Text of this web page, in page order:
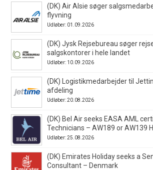
(DK) Air Alsie søger
flyvning
Udløber: 01.09.2026
(DK) Jysk Rejsebureau søger
salgskontorer i hele landet
Udløber: 10.09.2026
(DK) Logistikmedarbejder til
afdeling
Udløber: 20.08.2026
(DK) Bel Air seeks EASA AML
Technicians – AW189 or AW139
Udløber: 25.08.2026
(DK) Emirates Holiday seeks a
Consultant – Denmark